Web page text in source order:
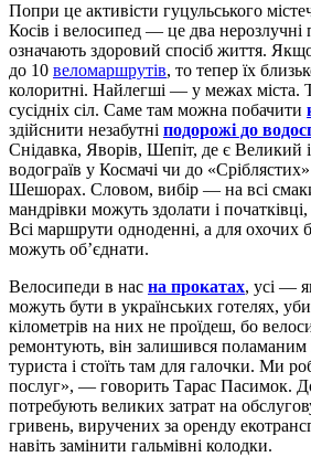
Попри це активісти гуцульського
Косів і велосипед — це два нерозлучні
означають здоровий спосіб життя.
до 10 веломаршрутів, то тепер їх
колоритні. Найлегші — у межах міста.
сусідніх сіл. Саме там можна побачити
здійснити незабутні подорожі до
Снідавка, Яворів, Шепіт, де є Великий
водограїв у Космачі чи до
Шешорах. Словом, вибір — на всі
мандрівки можуть здолати і
Всі маршрути одноденні, а для охочих
можуть об’єднати.
Велосипеди в нас на прокатах, усі —
можуть бути в українських готелях,
кілометрів на них не проїдеш, бо
ремонтують, він залишився поламаним
туриста і стоїть там для галочки. Ми
послуг», — говорить Тарас Пасимок.
потребують великих затрат на
гривень, виручених за оренду
навіть замінити гальмівні колодки.